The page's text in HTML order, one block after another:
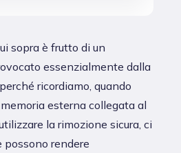
sopra è frutto di un
essenzialmente dalla
ricordiamo, quando
esterna collegata al
la rimozione sicura, ci
rendere